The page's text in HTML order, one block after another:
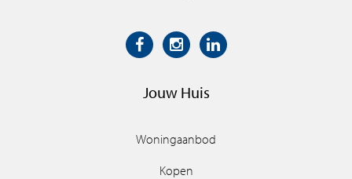
Jouw Huis
Woningaanbod
Kopen